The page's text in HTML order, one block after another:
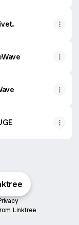
Linktree